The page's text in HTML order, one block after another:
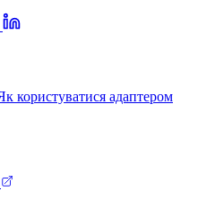
користуватися адаптером